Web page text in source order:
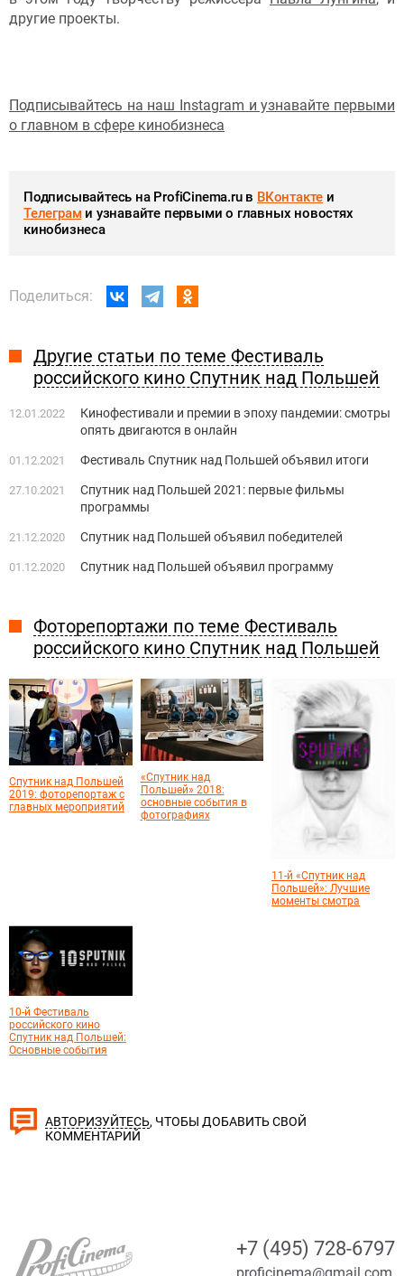
другие проекты.
Подписывайтесь на наш Instagram и узнавайте первыми
о главном в сфере кинобизнеса
Подписывайтесь на ProfiCinema.ru в ВКонтакте и
Телеграми узнавайте первыми о главных новостях
кинобизнеса
Поделиться:
Другие статьи по теме Фестиваль
российского кино Спутник над Польшей
12.01.2022
Кинофестивали и премии в эпоху пандемии: смотры
опять двигаются в онлайн
01.12.2021 Фестиваль Спутник над Польшей объявил итоги
27.10.2021
Спутник над Польшей 2021: первые фильмы
программы
21.12.2020 Спутник над Польшей объявил победителей
01.12.2020 Спутник над Польшей объявил программу
Фоторепортажи по теме Фестиваль
российского кино Спутник над Польшей
Спутник над Польшей
2019: фоторепортаж с
главных мероприятий
«Спутник над
Польшей» 2018:
основные события в
фотографиях
11-й «Спутник над
Польшей»: Лучшие
моменты смотра
10-й Фестиваль
российского кино
Спутник над Польшей:
Основные события
АВТОРИЗУЙТЕСЬ, ЧТОБЫ ДОБАВИТЬ СВОЙ
КОММЕНТАРИЙ
+7 (495) 728-6797
proficinema@gmail.com